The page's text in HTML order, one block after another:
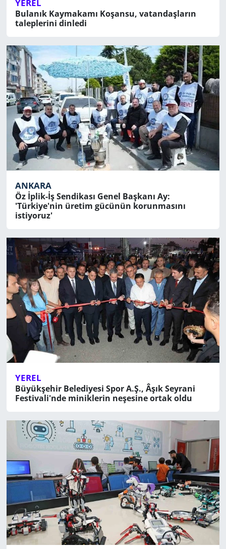
YEREL
Bulanık Kaymakamı Koşansu, vatandaşların
taleplerini dinledi
ANKARA
Öz İplik-İş Sendikası Genel Başkanı Ay:
'Türkiye'nin üretim gücünün korunmasını
istiyoruz'
YEREL
Büyükşehir Belediyesi Spor A.Ş., Âşık Seyrani
Festivali'nde miniklerin neşesine ortak oldu